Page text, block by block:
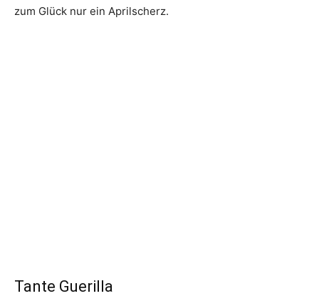
zum Glück nur ein Aprilscherz.
Tante Guerilla